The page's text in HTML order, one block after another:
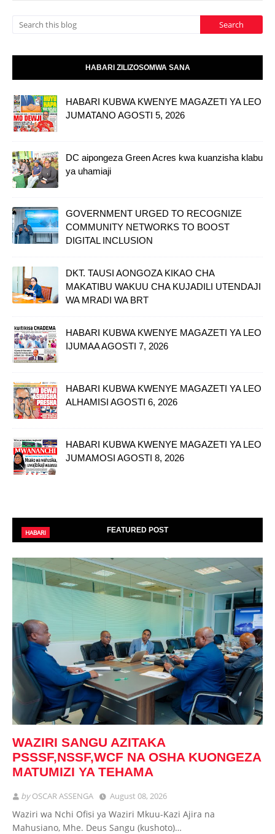
HABARI ZILIZOSOMWA SANA
HABARI KUBWA KWENYE MAGAZETI YA LEO
JUMATANO AGOSTI 5, 2026
DC aipongeza Green Acres kwa kuanzisha klabu
ya uhamiaji
GOVERNMENT URGED TO RECOGNIZE
COMMUNITY NETWORKS TO BOOST
DIGITAL INCLUSION
DKT. TAUSI AONGOZA KIKAO CHA
MAKATIBU WAKUU CHA KUJADILI UTENDAJI
WA MRADI WA BRT
HABARI KUBWA KWENYE MAGAZETI YA LEO
IJUMAA AGOSTI 7, 2026
HABARI KUBWA KWENYE MAGAZETI YA LEO
ALHAMISI AGOSTI 6, 2026
HABARI KUBWA KWENYE MAGAZETI YA LEO
JUMAMOSI AGOSTI 8, 2026
FEATURED POST
HABARI
WAZIRI SANGU AZITAKA
PSSSF,NSSF,WCF NA OSHA KUONGEZA
MATUMIZI YA TEHAMA
byOSCAR ASSENGA August 08, 2026
Waziri wa Nchi Ofisi ya Waziri Mkuu-Kazi Ajira na
Mahusiano, Mhe. Deus Sangu (kushoto)…